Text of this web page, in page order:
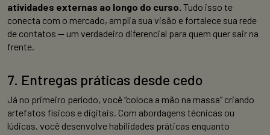
atividades externas ao longo do curso. Tudo isso te
conecta com o mercado, amplia sua visão e fortalece sua rede
de contatos — um verdadeiro diferencial para quem quer sair na
frente.
7. Entregas práticas desde cedo
Já no primeiro período, você “coloca a mão na massa” criando
artefatos físicos e digitais. Com abordagens técnicas ou
lúdicas, você desenvolve habilidades práticas enquanto